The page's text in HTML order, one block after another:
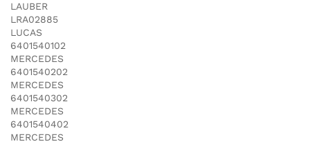
LAUBER
LRA02885
LUCAS
6401540102
MERCEDES
6401540202
MERCEDES
6401540302
MERCEDES
6401540402
MERCEDES